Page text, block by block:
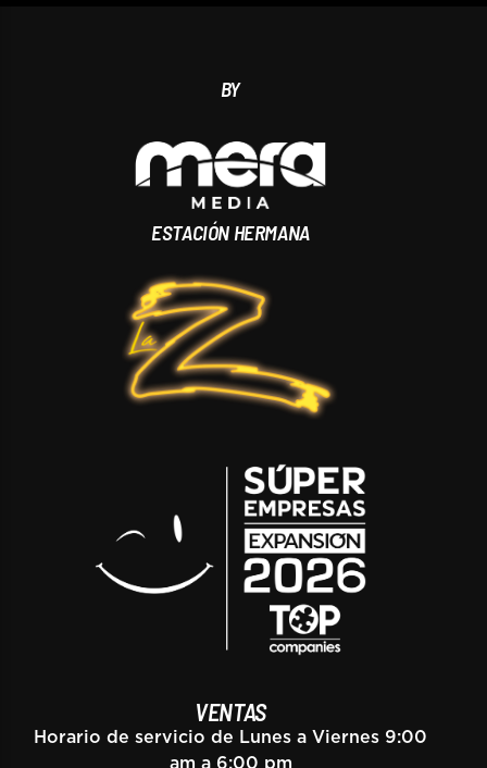
BY
ESTACIÓN HERMANA
VENTAS
Horario de servicio de Lunes a Viernes 9:00
am a 6:00 pm